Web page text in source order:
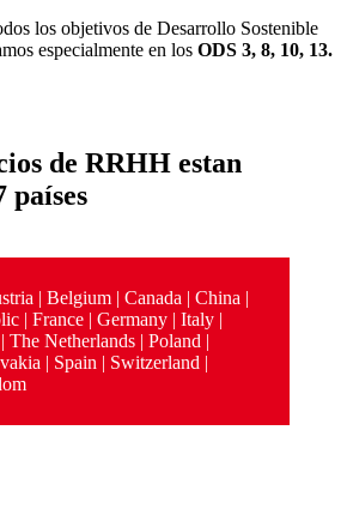
los objetivos de Desarrollo Sostenible
especialmente en los ODS 3, 8, 10, 13.
de RRHH estan
países
| Belgium | Canada | China |
| France | Germany | Italy |
The Netherlands | Poland |
| Spain | Switzerland |